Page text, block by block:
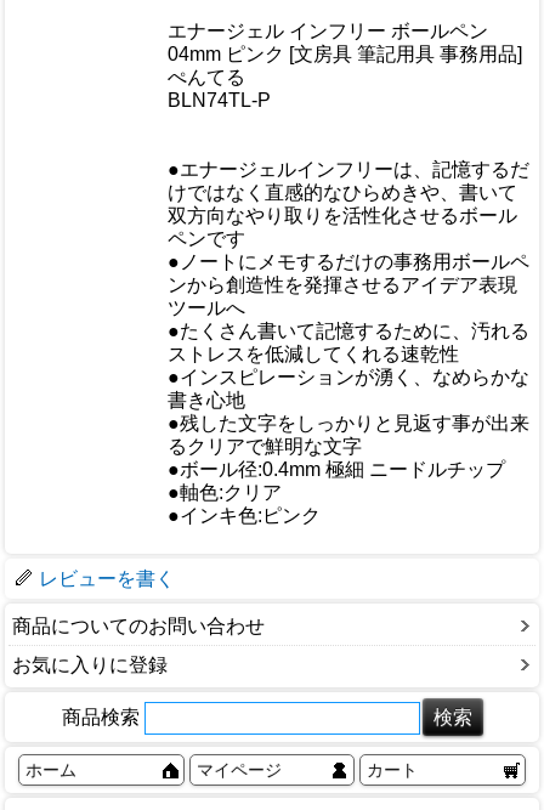
エナージェル インフリー ボールペン
04mm ピンク [文房具 筆記用具 事務用品]
ぺんてる
BLN74TL-P
●エナージェルインフリーは、記憶するだ
けではなく直感的なひらめきや、書いて
双方向なやり取りを活性化させるボール
ペンです
●ノートにメモするだけの事務用ボールペ
ンから創造性を発揮させるアイデア表現
ツールへ
●たくさん書いて記憶するために、汚れる
ストレスを低減してくれる速乾性
●インスピレーションが湧く、なめらかな
書き心地
●残した文字をしっかりと見返す事が出来
るクリアで鮮明な文字
●ボール径:0.4mm 極細 ニードルチップ
●軸色:クリア
●インキ色:ピンク
レビューを書く
商品についてのお問い合わせ
お気に入りに登録
商品検索
ホーム マイページ カート